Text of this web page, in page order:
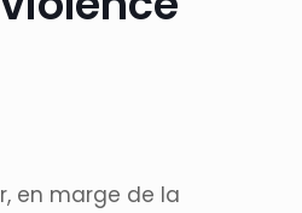
en marge de la